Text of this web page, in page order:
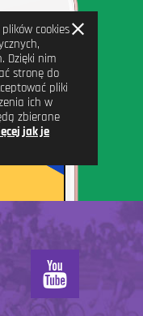
cookies
Dzięki nim
stronę do
pliki
ich w
zbierane
jak je